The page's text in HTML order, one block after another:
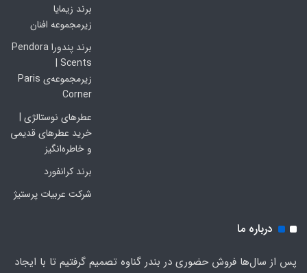
برند زیمایا
زیرمجموعه افنان
برند پندورا Pendora
Scents |
زیرمجموعه‌ی Paris
Corner
عطرهای نوستالژی |
خرید عطرهای قدیمی
و خاطره‌انگیز
برند کرانفورد
شرکت عربیات پرستیژ
درباره ما
پس از سال‌ها فروش حضوری در بندر گناوه تصمیم گرفتیم تا با ایجاد